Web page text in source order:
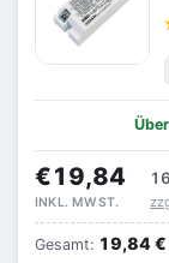
€19,84
INKL. MWST.
Gesamt: 19,84 €